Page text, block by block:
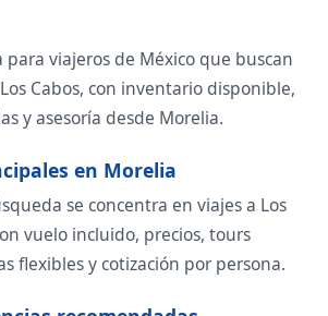
viajeros de México que buscan
Cabos, con inventario disponible,
y asesoría desde Morelia.
en Morelia
se concentra en viajes a Los
vuelo incluido, precios, tours
flexibles y cotización por persona.